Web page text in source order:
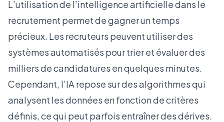
L’utilisation de l’intelligence artificielle dans le
recrutement permet de gagner un temps
précieux. Les recruteurs peuvent utiliser des
systèmes automatisés pour trier et évaluer des
milliers de candidatures en quelques minutes.
Cependant, l’IA repose sur des algorithmes qui
analysent les données en fonction de critères
définis, ce qui peut parfois entraîner des dérives.